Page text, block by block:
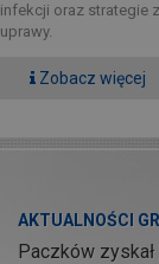
infekcji oraz strategie
uprawy.
Zobacz więcej
AKTUALNOŚCI
Paczków